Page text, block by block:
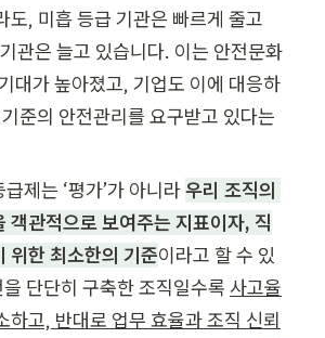
도, 미흡 등급 기관은 빠르게 줄고
관은 늘고 있습니다. 이는 안전문화
대가 높아졌고, 기업도 이에 대응하
준의 안전관리를 요구받고 있다는
제는 ‘평가’가 아니라 우리 조직의
객관적으로 보여주는 지표이자, 직
위한 최소한의 기준이라고 할 수 있
단단히 구축한 조직일수록 사고율
하고, 반대로 업무 효율과 조직 신뢰